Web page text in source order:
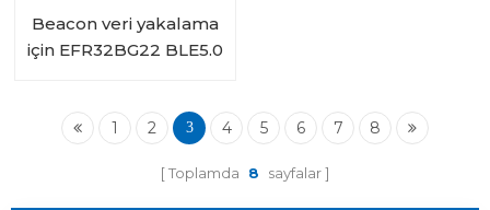
Beacon veri yakalama
için EFR32BG22 BLE5.0
1 2 3 4 5 6 7 8
Toplamda 8 sayfalar